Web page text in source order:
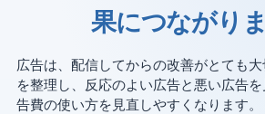
果につながりま
広告は、配信してからの改善がとても
を整理し、反応のよい広告と悪い広告
告費の使い方を見直しやすくなります。